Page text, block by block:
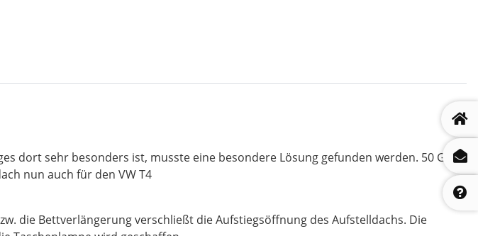
dort sehr besonders ist, musste eine besondere Lösung gefunden werden. 50 Grad
nun auch für den VW T4
die Bettverlängerung verschließt die Aufstiegsöffnung des Aufstelldachs. Die